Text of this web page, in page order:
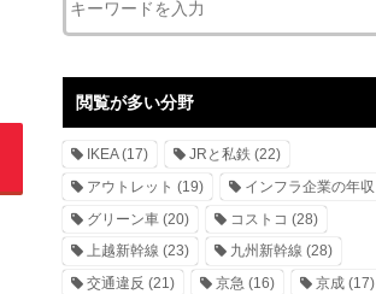
閲覧が多い分野
IKEA(17) JRと私鉄 (22)
アウトレット (19) インフラ企業の年収
グリーン車 (20) コストコ (28)
上越新幹線 (23) 九州新幹線 (28)
交通違反 (21) 京急 (16) 京成(17)